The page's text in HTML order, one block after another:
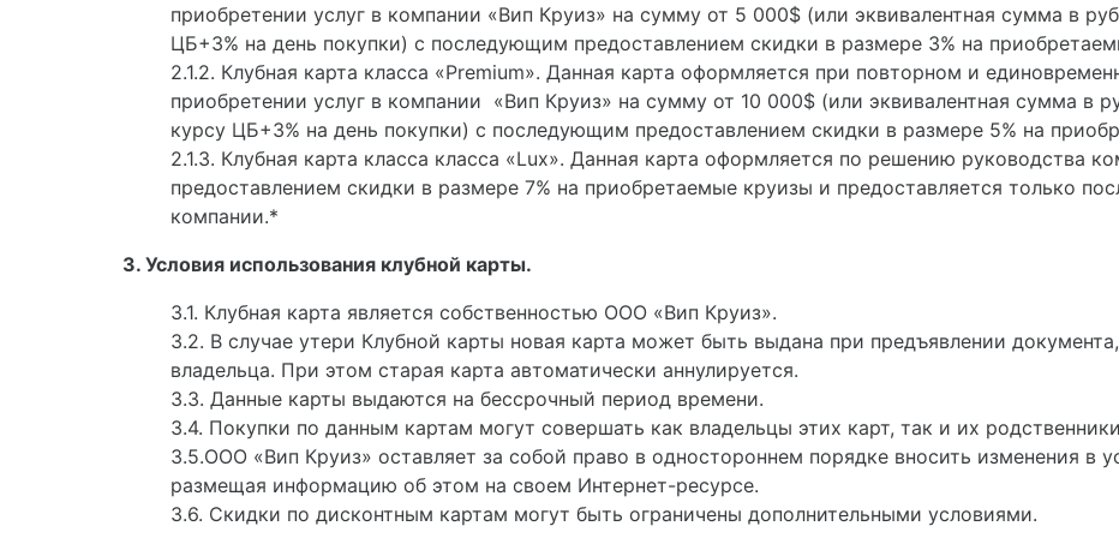
приобретении услуг в компании «Вип Круиз» на сумму от 5 000$ (или эквивалентная сумма в
ЦБ+3% на день покупки) с последующим предоставлением скидки в размере 3% на
2.1.2. Клубная карта класса «Premium». Данная карта оформляется при повторном и
приобретении услуг в компании «Вип Круиз» на сумму от 10 000$ (или эквивалентная сумма в
курсу ЦБ+3% на день покупки) с последующим предоставлением скидки в размере 5% на
2.1.3. Клубная карта класса класса «Lux». Данная карта оформляется по решению руководства
предоставлением скидки в размере 7% на приобретаемые круизы и предоставляется только
компании.*
3. Условия использования клубной карты.
3.1. Клубная карта является собственностью ООО «Вип Круиз».
3.2. В случае утери Клубной карты новая карта может быть выдана при предъявлении
владельца. При этом старая карта автоматически аннулируется.
3.3. Данные карты выдаются на бессрочный период времени.
3.4. Покупки по данным картам могут совершать как владельцы этих карт, так и их
3.5.ООО «Вип Круиз» оставляет за собой право в одностороннем порядке вносить изменения в
размещая информацию об этом на своем Интернет-ресурсе.
3.6. Скидки по дисконтным картам могут быть ограничены дополнительными условиями.